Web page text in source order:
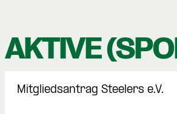
AKTIVE
Mitgliedsantrag Steelers e.V.